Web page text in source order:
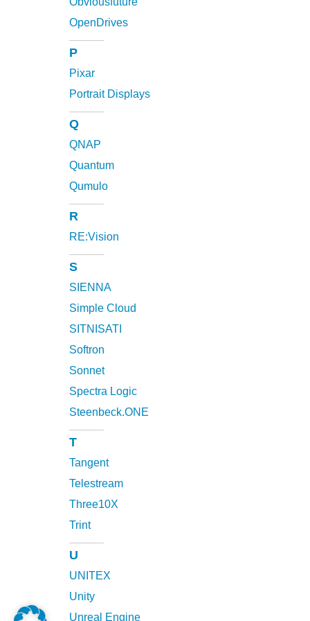
OpenDrives
P
Pixar
Portrait Displays
Q
QNAP
Quantum
Qumulo
R
RE:Vision
S
SIENNA
Simple Cloud
SITNISATI
Softron
Sonnet
Spectra Logic
Steenbeck.ONE
T
Tangent
Telestream
Three10X
Trint
U
UNITEX
Unity
Unreal Engine